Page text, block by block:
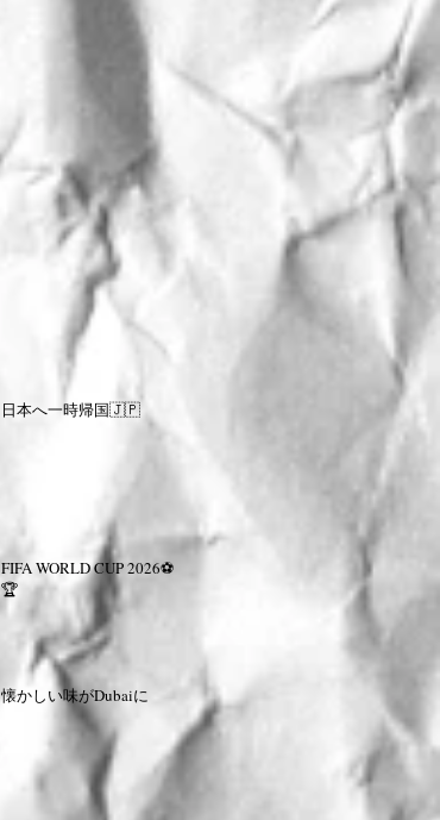
日本へ一時帰国🇯🇵
FIFA WORLD CUP 2026⚽️
🏆
懐かしい味がDubaiに